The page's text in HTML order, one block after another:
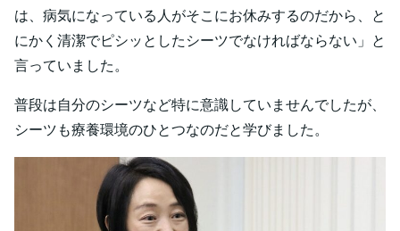
は、病気になっている人がそこにお休みするのだから、と
にかく清潔でピシッとしたシーツでなければならない」と
言っていました。
普段は自分のシーツなど特に意識していませんでしたが、
シーツも療養環境のひとつなのだと学びました。